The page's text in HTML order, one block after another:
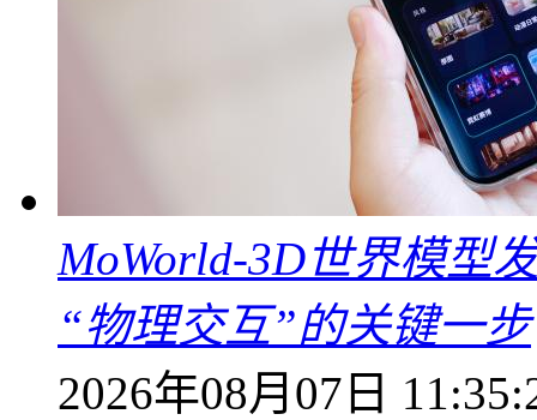
MoWorld-3D世界模型
“物理交互”的关键一步
2026年08月07日